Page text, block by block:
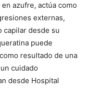
azufre, actúa como
externas,
desde su
puede
resultado de una
cuidado
desde Hospital